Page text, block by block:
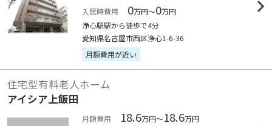
入居時費用
0万円～0万円
浄心駅駅から徒歩で4分
愛知県名古屋市西区浄心1-6-36
月額費用が近い
住宅型有料老人ホーム
アイシア上飯田
月額費用 18.6万円～18.6万円